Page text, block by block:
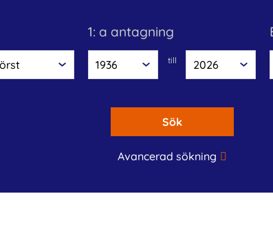
1: a antagning
till
Sök
Avancerad sökning